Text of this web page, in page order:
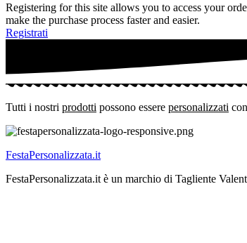
Registering for this site allows you to access your
make the purchase process faster and easier.
Registrati
Tutti i nostri prodotti possono essere personalizzati
FestaPersonalizzata.it
FestaPersonalizzata.it è un marchio di Tagliente